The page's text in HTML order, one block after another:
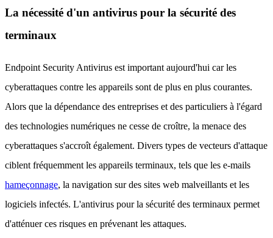
La nécessité d'un antivirus pour la sécurité des
terminaux
Endpoint Security Antivirus est important aujourd'hui car les
cyberattaques contre les appareils sont de plus en plus courantes.
Alors que la dépendance des entreprises et des particuliers à l'égard
des technologies numériques ne cesse de croître, la menace des
cyberattaques s'accroît également. Divers types de vecteurs d'attaque
ciblent fréquemment les appareils terminaux, tels que les e-mails
hameçonnage, la navigation sur des sites web malveillants et les
logiciels infectés. L'antivirus pour la sécurité des terminaux permet
d'atténuer ces risques en prévenant les attaques.